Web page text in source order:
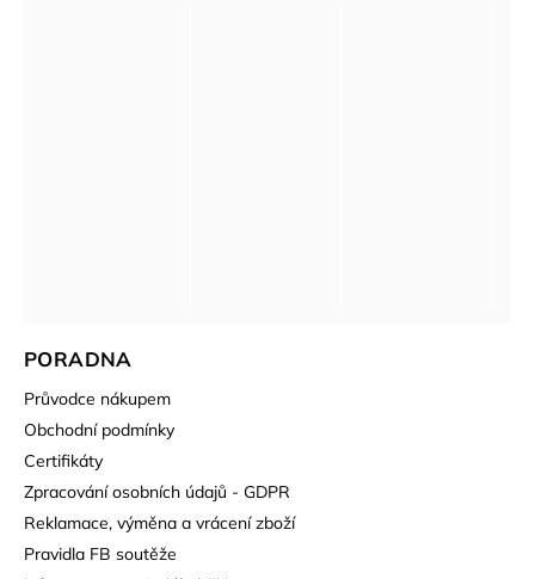
PORADNA
Průvodce nákupem
Obchodní podmínky
Certifikáty
Zpracování osobních údajů - GDPR
Reklamace, výměna a vrácení zboží
Pravidla FB soutěže